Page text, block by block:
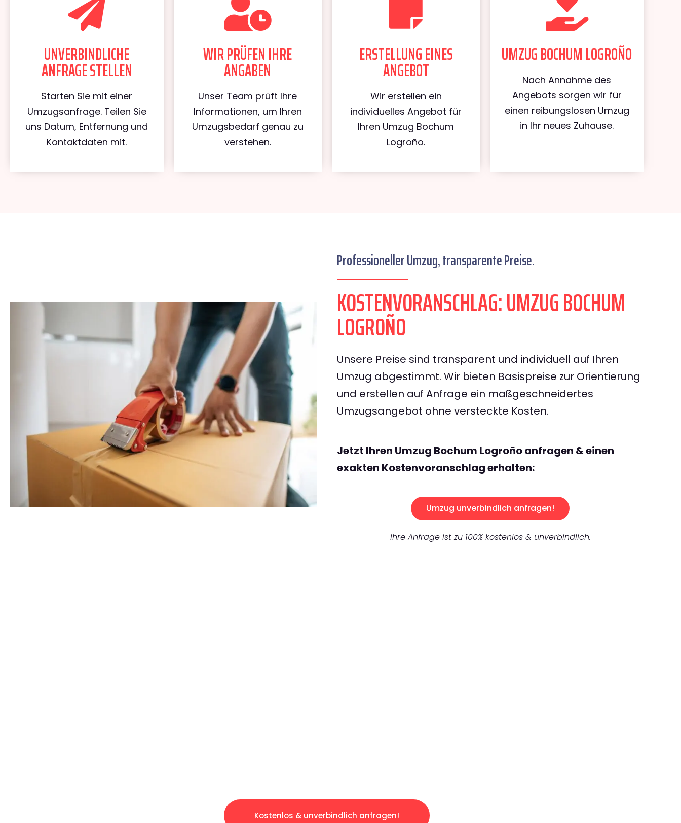
UNVERBINDLICHE
ANFRAGE STELLEN
Starten Sie mit einer
Umzugsanfrage. Teilen Sie
uns Datum, Entfernung und
Kontaktdaten mit.
WIR PRÜFEN IHRE
ANGABEN
Unser Team prüft Ihre
Informationen, um Ihren
Umzugsbedarf genau zu
verstehen.
ERSTELLUNG EINES
ANGEBOT
Wir erstellen ein
individuelles Angebot für
Ihren Umzug Bochum
Logroño.
UMZUG BOCHUM LOGROÑO
Nach Annahme des
Angebots sorgen wir für
einen reibungslosen Umzug
in Ihr neues Zuhause.
Professioneller Umzug, transparente Preise.
KOSTENVORANSCHLAG: UMZUG BOCHUM
LOGROÑO
Unsere Preise sind transparent und individuell auf Ihren
Umzug abgestimmt. Wir bieten Basispreise zur Orientierung
und erstellen auf Anfrage ein maßgeschneidertes
Umzugsangebot ohne versteckte Kosten.
Jetzt Ihren Umzug Bochum Logroño anfragen & einen
exakten Kostenvoranschlag erhalten:
Umzug unverbindlich anfragen!
Ihre Anfrage ist zu 100% kostenlos & unverbindlich.
Kostenlos & unverbindlich anfragen!